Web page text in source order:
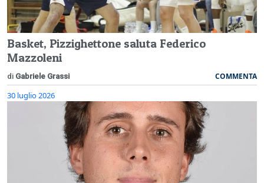
Basket, Pizzighettone saluta Federico
Mazzoleni
di Gabriele Grassi COMMENTA
30 luglio 2026